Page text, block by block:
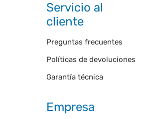
Servicio al
cliente
Preguntas frecuentes
Políticas de devoluciones
Garantía técnica
Empresa